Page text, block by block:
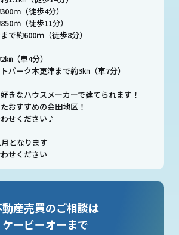
ｍ（徒歩4分）
ｍ（徒歩11分）
で約600ｍ（徒歩8分）
（車4分）
パーク木更津まで約3㎞（車7分）
きなハウスメーカーで建てられます！
おすすめの金田地区！
せください♪
となります
せください
動産売買のご相談は
ケービーオーまで